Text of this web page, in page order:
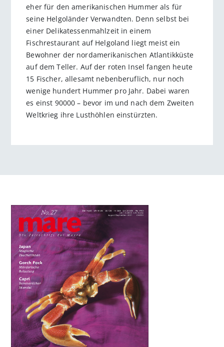
eher für den amerikanischen Hummer als für
seine Helgoländer Verwandten. Denn selbst bei
einer Delikatessenmahlzeit in einem
Fischrestaurant auf Helgoland liegt meist ein
Bewohner der nordamerikanischen Atlantikküste
auf dem Teller. Auf der roten Insel fangen heute
15 Fischer, allesamt nebenberuflich, nur noch
wenige hundert Hummer pro Jahr. Dabei waren
es einst 90000 – bevor im und nach dem Zweiten
Weltkrieg ihre Lusthöhlen einstürzten.